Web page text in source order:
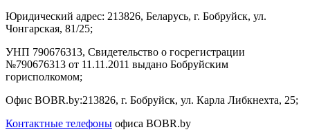
Юридический адрес: 213826, Беларусь, г. Бобруйск, ул.
Чонгарская, 81/25;
УНП 790676313, Свидетельство о госрегистрации
№790676313 от 11.11.2011 выдано Бобруйским
горисполкомом;
Офис BOBR.by:213826, г. Бобруйск, ул. Карла Либкнехта, 25;
Контактные телефоны офиса BOBR.by